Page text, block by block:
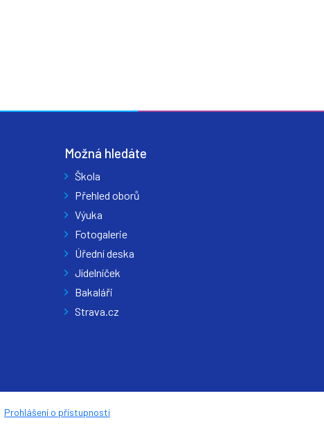
Možná hledáte
Škola
Přehled oborů
Výuka
Fotogalerie
Úřední deska
Jídelníček
Bakaláři
Strava.cz
Prohlášení o přístupnosti